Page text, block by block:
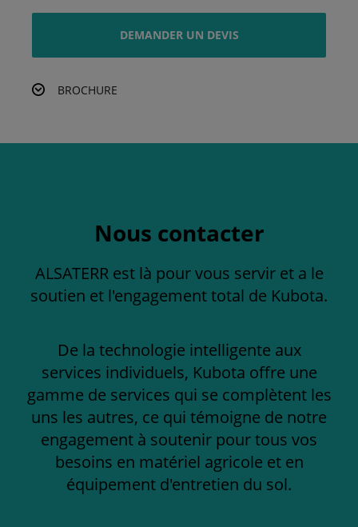
DEMANDER UN DEVIS
BROCHURE
Nous contacter
ALSATERR est là pour vous servir et a le
soutien et l'engagement total de Kubota.
De la technologie intelligente aux
services individuels, Kubota offre une
gamme de services qui se complètent les
uns les autres, ce qui témoigne de notre
engagement à soutenir pour tous vos
besoins en matériel agricole et en
équipement d'entretien du sol.